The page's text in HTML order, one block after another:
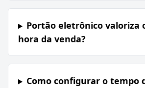
Portão eletrônico valoriza
hora da venda?
Como configurar o tempo